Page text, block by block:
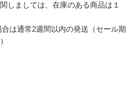
しましては、在庫のある商品は１
は通常2週間以内の発送（セール期